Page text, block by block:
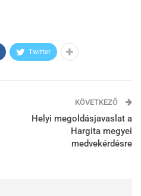
Twitter
KÖVETKEZŐ
Helyi megoldásjavaslat a
Hargita megyei
medvekérdésre